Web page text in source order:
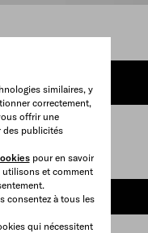
similaires, y
correctement,
offrir une
des publicités
pour en savoir
et comment
consentez à tous les
qui nécessitent